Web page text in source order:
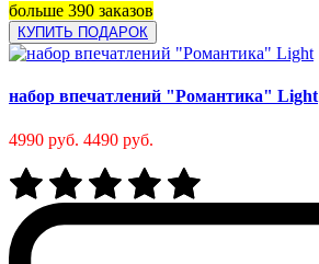
больше 390 заказов
КУПИТЬ ПОДАРОК
набор впечатлений "Романтика" Light
4990 руб. 4490 руб.